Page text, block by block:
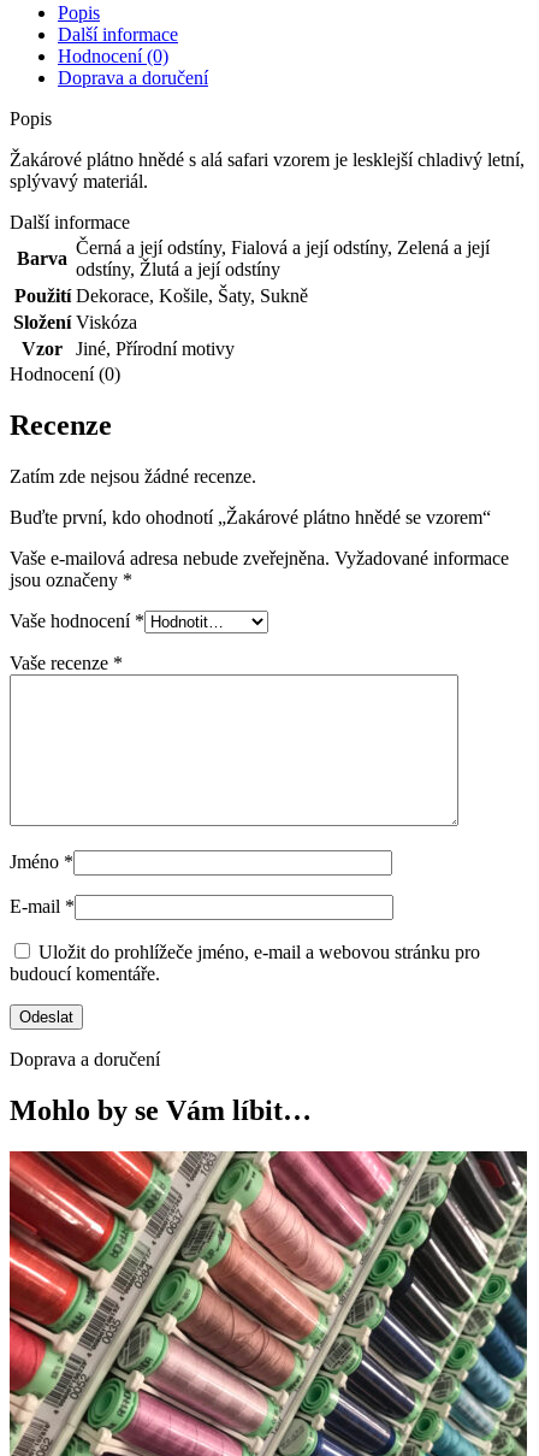
Popis
Další informace
Hodnocení (0)
Doprava a doručení
Popis
Žakárové plátno hnědé s alá safari vzorem je lesklejší chladivý letní,
splývavý materiál.
Další informace
Barva
Černá a její odstíny, Fialová a její odstíny, Zelená a její
odstíny, Žlutá a její odstíny
Použití Dekorace, Košile, Šaty, Sukně
Složení Viskóza
Vzor
Jiné, Přírodní motivy
Hodnocení (0)
Recenze
Zatím zde nejsou žádné recenze.
Buďte první, kdo ohodnotí „Žakárové plátno hnědé se vzorem“
Vaše e-mailová adresa nebude zveřejněna. Vyžadované informace
jsou označeny *
Vaše hodnocení *
Vaše recenze *
Jméno *
E-mail *
Uložit do prohlížeče jméno, e-mail a webovou stránku pro
budoucí komentáře.
Doprava a doručení
Mohlo by se Vám líbit…